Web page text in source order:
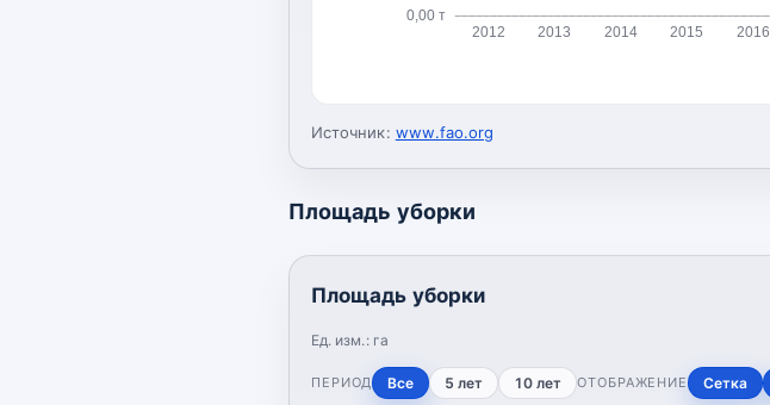
0,00 т
2012 2013 2014 2015 2016
Источник: www.fao.org
Площадь уборки
Площадь уборки
Ед. изм.: га
ПЕРИОД Все 5 лет 10 лет ОТОБРАЖЕНИЕ Сетка